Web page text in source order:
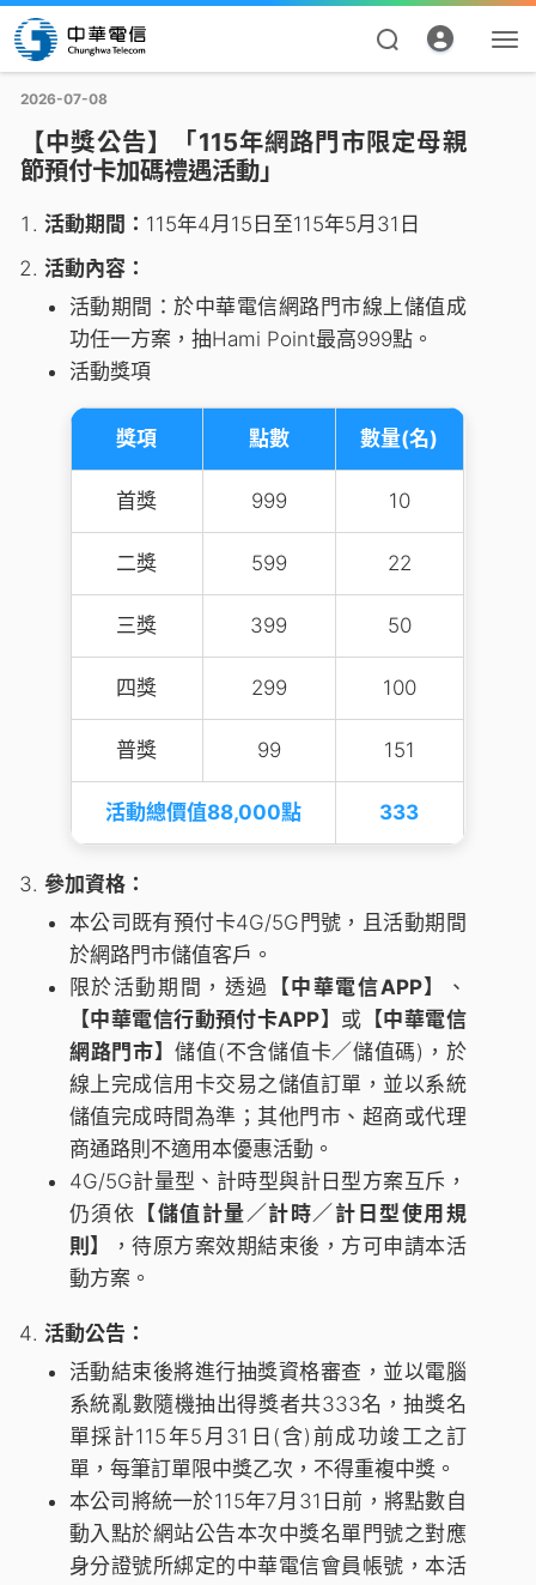
資費合約
申請查詢
我的帳號
2026-07-08
【中獎公告】「115年網路門市限定母親
節預付卡加碼禮遇活動」
活動期間： 115年4月15日至115年5月31日
活動內容：
活動期間：於中華電信網路門市線上儲值成
功任一方案，抽Hami Point最高999點。
活動獎項
獎項 點數 數量(名)
首獎 999 10
二獎 599 22
三獎 399 50
四獎 299 100
普獎 99 151
活動總價值88,000點 333
參加資格：
本公司既有預付卡4G/5G門號，且活動期間
於網路門市儲值客戶。
限於活動期間，透過
【中華電信APP】
、
【中華電信行動預付卡APP】 或 【中華電信
網路門市】儲值(不含儲值卡／儲值碼)，於
線上完成信用卡交易之儲值訂單，並以系統
儲值完成時間為準；其他門市、超商或代理
商通路則不適用本優惠活動。
4G/5G計量型、計時型與計日型方案互斥，
仍須依
【儲值計量／計時／計日型使用規
則】
，待原方案效期結束後，方可申請本活
動方案。
活動公告：
活動結束後將進行抽獎資格審查，並以電腦
系統亂數隨機抽出得獎者共333名，抽獎名
單採計115年5月31日(含)前成功竣工之訂
單，每筆訂單限中獎乙次，不得重複中獎。
本公司將統一於115年7月31日前，將點數自
動入點於網站公告本次中獎名單門號之對應
身分證號所綁定的中華電信會員帳號，本活